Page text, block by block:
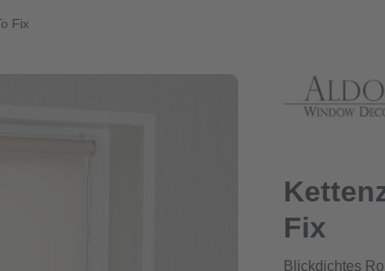
Fix
Fix
Blickdichtes